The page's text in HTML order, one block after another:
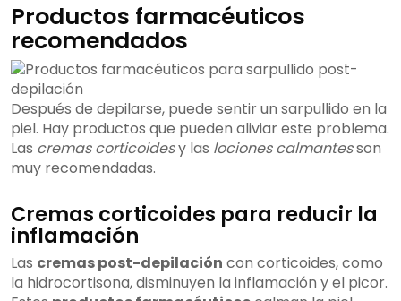
Productos farmacéuticos
recomendados
Después de depilarse, puede sentir un sarpullido en la
piel. Hay productos que pueden aliviar este problema.
Las cremas corticoidesy las lociones calmantesson
muy recomendadas.
Cremas corticoides para reducir la
inflamación
Las cremas post-depilación con corticoides, como
la hidrocortisona, disminuyen la inflamación y el picor.